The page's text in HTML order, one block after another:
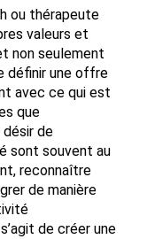
ou thérapeute
valeurs et
non seulement
définir une offre
avec ce qui est
que
désir de
sont souvent au
reconnaître
de manière
de créer une